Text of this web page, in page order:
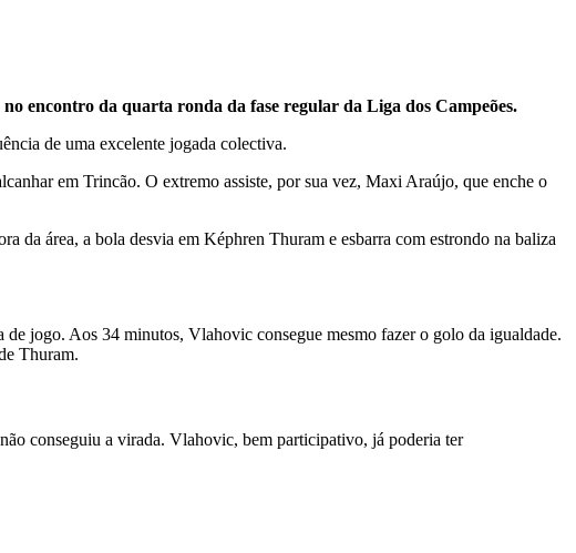
encontro da quarta ronda da fase regular da Liga dos Campeões.
de uma excelente jogada colectiva.
em Trincão. O extremo assiste, por sua vez, Maxi Araújo, que enche o
da área, a bola desvia em Képhren Thuram e esbarra com estrondo na baliza
jogo. Aos 34 minutos, Vlahovic consegue mesmo fazer o golo da igualdade.
Thuram.
conseguiu a virada. Vlahovic, bem participativo, já poderia ter